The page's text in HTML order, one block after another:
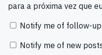
para a próxima vez que
Notify me of follow-
Notify me of new